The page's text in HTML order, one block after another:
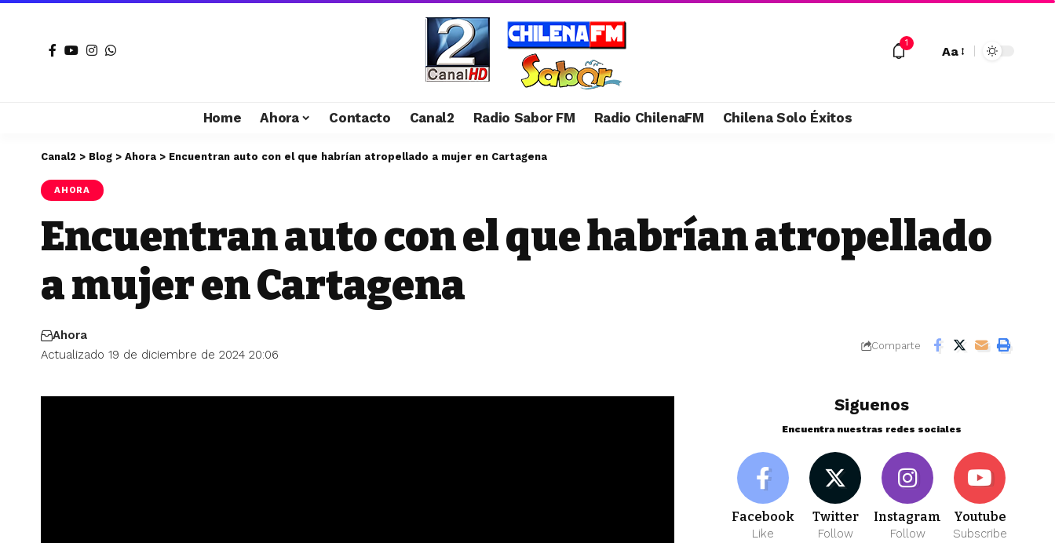
1
Aa
Home Ahora Contacto Canal2 Radio Sabor FM Radio ChilenaFM Chilena Solo Éxitos
Canal2 > Blog > Ahora > Encuentran auto con el que habrían atropellado a mujer en Cartagena
AHORA
Encuentran auto con el que habrían atropellado
a mujer en Cartagena
Actualizado 19 de diciembre de 2024 20:06
Ahora
Comparte
Siguenos
Encuentra nuestras redes sociales
Facebook
Like
Twitter
Follow
Instagram
Follow
Youtube
Subscribe